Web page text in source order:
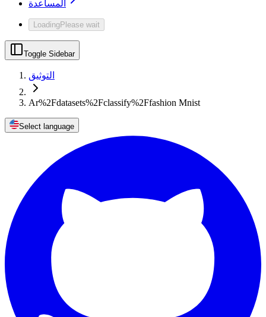
المساعدة
LoadingPlease wait
Toggle Sidebar
التوثيق
Ar%2Fdatasets%2Fclassify%2Ffashion Mnist
Select language